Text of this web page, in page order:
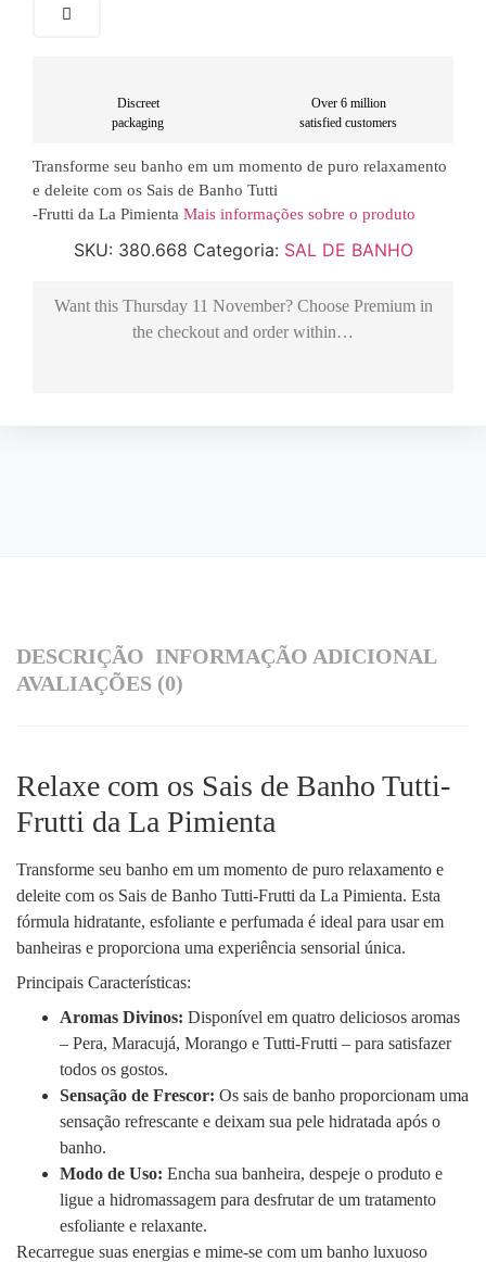
Discreet
packaging
Over 6 million
satisfied customers
Transforme seu banho em um momento de puro relaxamento
e deleite com os Sais de Banho Tutti
-Frutti da La Pimienta Mais informações sobre o produto
SKU: 380.668 Categoria: SAL DE BANHO
Want this Thursday 11 November? Choose Premiumin
the checkout and order within…
DESCRIÇÃO INFORMAÇÃO ADICIONAL
AVALIAÇÕES (0)
Relaxe com os Sais de Banho Tutti-
Frutti da La Pimienta
Transforme seu banho em um momento de puro relaxamento e
deleite com os Sais de Banho Tutti-Frutti da La Pimienta. Esta
fórmula hidratante, esfoliante e perfumada é ideal para usar em
banheiras e proporciona uma experiência sensorial única.
Principais Características:
Aromas Divinos: Disponível em quatro deliciosos aromas
– Pera, Maracujá, Morango e Tutti-Frutti – para satisfazer
todos os gostos.
Sensação de Frescor: Os sais de banho proporcionam uma
sensação refrescante e deixam sua pele hidratada após o
banho.
Modo de Uso: Encha sua banheira, despeje o produto e
ligue a hidromassagem para desfrutar de um tratamento
esfoliante e relaxante.
Recarregue suas energias e mime-se com um banho luxuoso